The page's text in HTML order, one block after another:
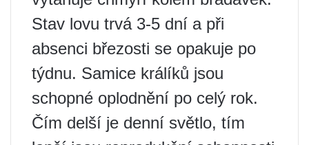
Stav lovu trvá 3-5 dní a při
absenci březosti se opakuje po
týdnu. Samice králíků jsou
schopné oplodnění po celý rok.
Čím delší je denní světlo, tím